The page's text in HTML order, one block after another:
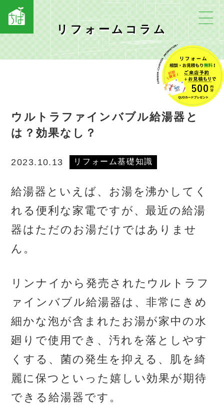
リフォームコラム
ウルトラファインバブル給湯器と
は？効果なし？
2023.10.13 リフォーム基礎知識
給湯器といえば、お湯を沸かしてく
れる便利な家電ですが、最近の給湯
器はただのお湯だけではありませ
ん。
リンナイから発売されたウルトラフ
ァインバブル給湯器は、非常にきめ
細かな泡が含まれたお湯が家中の水
廻りで使用でき、汚れを落としやす
くする、菌の発生を抑える、肌を綺
麗に保つといった嬉しい効果が期待
できる給湯器です。